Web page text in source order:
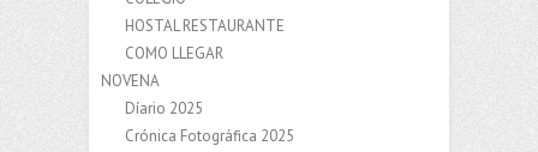
HOSTAL RESTAURANTE
COMO LLEGAR
NOVENA
Díario 2025
Crónica Fotográfica 2025